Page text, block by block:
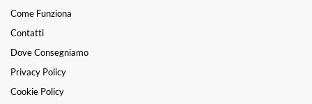
Come Funziona
Contatti
Dove Consegniamo
Privacy Policy
Cookie Policy